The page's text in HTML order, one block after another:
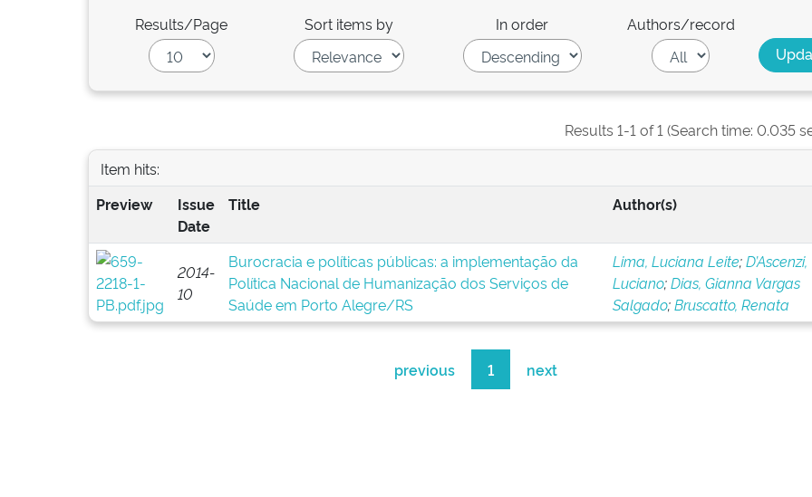
Results/Page Sort items by In order Authors/record
Results 1-1 of 1 (Search time: 0.035
Item hits:
Preview
Issue
Date
Title Author(s)
2014-
10
Burocracia e políticas públicas: a implementação da
Política Nacional de Humanização dos Serviços de
Saúde em Porto Alegre/RS
Lima, Luciana Leite;D’Ascenzi,
Luciano;Dias, Gianna Vargas
Salgado;Bruscatto, Renata
previous 1 next